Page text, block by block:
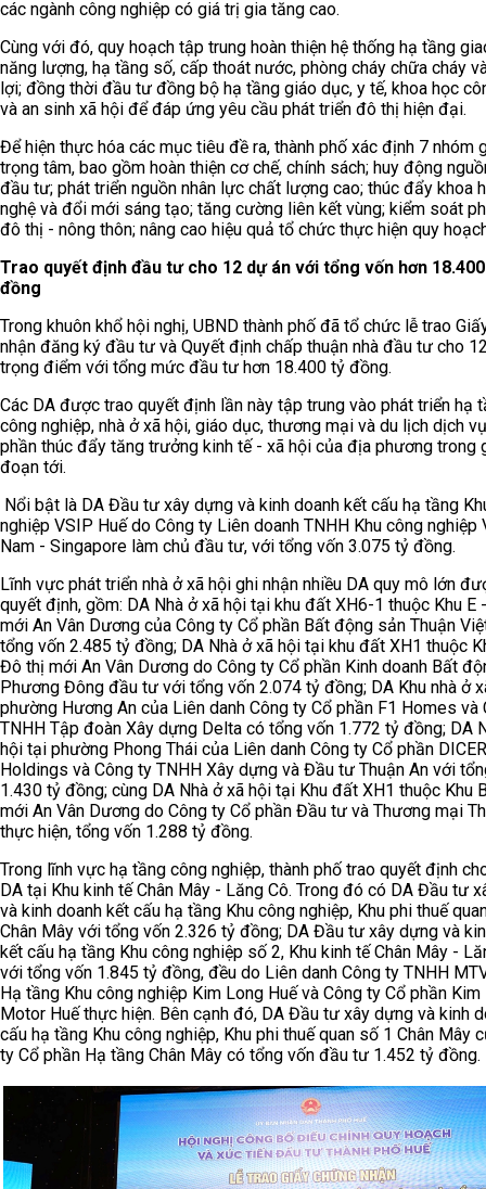
các ngành công nghiệp có giá trị gia tăng cao.
Cùng với đó, quy hoạch tập trung hoàn thiện hệ thống hạ tầng
năng lượng, hạ tầng số, cấp thoát nước, phòng cháy chữa cháy
lợi; đồng thời đầu tư đồng bộ hạ tầng giáo dục, y tế, khoa học
và an sinh xã hội để đáp ứng yêu cầu phát triển đô thị hiện đại.
Để hiện thực hóa các mục tiêu đề ra, thành phố xác định 7 nhóm
trọng tâm, bao gồm hoàn thiện cơ chế, chính sách; huy động
đầu tư; phát triển nguồn nhân lực chất lượng cao; thúc đẩy khoa
nghệ và đổi mới sáng tạo; tăng cường liên kết vùng; kiểm soát
đô thị - nông thôn; nâng cao hiệu quả tổ chức thực hiện quy
Trao quyết định đầu tư cho 12 dự án với tổng vốn hơn
đồng
Trong khuôn khổ hội nghị, UBND thành phố đã tổ chức lễ trao
nhận đăng ký đầu tư và Quyết định chấp thuận nhà đầu tư cho
trọng điểm với tổng mức đầu tư hơn 18.400 tỷ đồng.
Các DA được trao quyết định lần này tập trung vào phát triển hạ
công nghiệp, nhà ở xã hội, giáo dục, thương mại và du lịch dịch
phần thúc đẩy tăng trưởng kinh tế - xã hội của địa phương trong
đoạn tới.
Nổi bật là DA Đầu tư xây dựng và kinh doanh kết cấu hạ tầng
nghiệp VSIP Huế do Công ty Liên doanh TNHH Khu công nghiệp
Nam - Singapore làm chủ đầu tư, với tổng vốn 3.075 tỷ đồng.
Lĩnh vực phát triển nhà ở xã hội ghi nhận nhiều DA quy mô lớn
quyết định, gồm: DA Nhà ở xã hội tại khu đất XH6-1 thuộc Khu E
mới An Vân Dương của Công ty Cổ phần Bất động sản Thuận
tổng vốn 2.485 tỷ đồng; DA Nhà ở xã hội tại khu đất XH1 thuộc
Đô thị mới An Vân Dương do Công ty Cổ phần Kinh doanh Bất
Phương Đông đầu tư với tổng vốn 2.074 tỷ đồng; DA Khu nhà ở
phường Hương An của Liên danh Công ty Cổ phần F1 Homes và
TNHH Tập đoàn Xây dựng Delta có tổng vốn 1.772 tỷ đồng; DA
hội tại phường Phong Thái của Liên danh Công ty Cổ phần
Holdings và Công ty TNHH Xây dựng và Đầu tư Thuận An với
1.430 tỷ đồng; cùng DA Nhà ở xã hội tại Khu đất XH1 thuộc Khu
mới An Vân Dương do Công ty Cổ phần Đầu tư và Thương mại
thực hiện, tổng vốn 1.288 tỷ đồng.
Trong lĩnh vực hạ tầng công nghiệp, thành phố trao quyết định
DA tại Khu kinh tế Chân Mây - Lăng Cô. Trong đó có DA Đầu tư
và kinh doanh kết cấu hạ tầng Khu công nghiệp, Khu phi thuế
Chân Mây với tổng vốn 2.326 tỷ đồng; DA Đầu tư xây dựng và
kết cấu hạ tầng Khu công nghiệp số 2, Khu kinh tế Chân Mây -
với tổng vốn 1.845 tỷ đồng, đều do Liên danh Công ty TNHH
Hạ tầng Khu công nghiệp Kim Long Huế và Công ty Cổ phần Kim
Motor Huế thực hiện. Bên cạnh đó, DA Đầu tư xây dựng và kinh
cấu hạ tầng Khu công nghiệp, Khu phi thuế quan số 1 Chân Mây
ty Cổ phần Hạ tầng Chân Mây có tổng vốn đầu tư 1.452 tỷ đồng.